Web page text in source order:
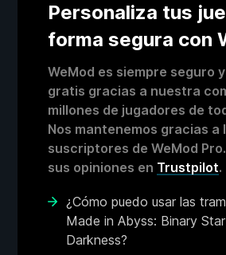
Personaliza tus
forma segura con
WeMod es siempre seguro
gratis gracias a nuestra
millones de jugadores de
Nos mantenemos gracias a
suscriptores de WeMod
sus opiniones en Trustpilot.
¿Cómo puedo usar las
Made in Abyss: Binary
Darkness?